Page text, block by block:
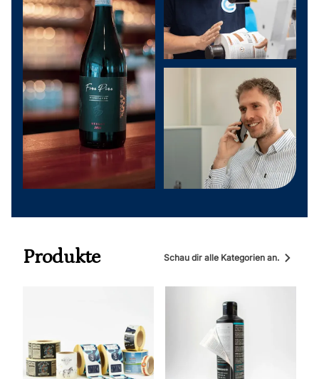
Produkte Schau dir alle Kategorien an.